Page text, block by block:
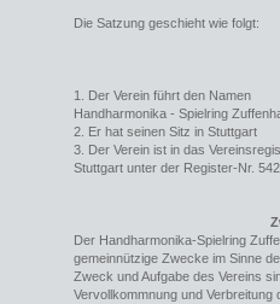
Die Satzung geschieht wie folgt:
1. Der Verein führt den Namen
Handharmonika - Spielring
2. Er hat seinen Sitz in Stuttgart
3. Der Verein ist in das
Stuttgart unter der Register-Nr.
Der Handharmonika-Spielring
gemeinnützige Zwecke im Sinne
Zweck und Aufgabe des Vereins
Vervollkommnung und